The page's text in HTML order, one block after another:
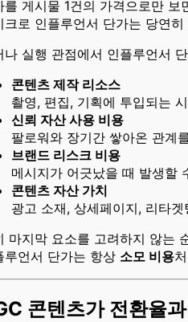
를 게시물 1건의 가격으로만 보
크로 인플루언서 단가는 당연
나 실행 관점에서 인플루언서
콘텐츠 제작 리소스
촬영, 편집, 기획에 투입되는
신뢰 자산 사용 비용
팔로워와 장기간 쌓아온 관계
브랜드 리스크 비용
메시지가 어긋났을 때 발생할
콘텐츠 자산 가치
광고 소재, 상세페이지, 리타
마지막 요소를 고려하지 않는
루언서 단가는 항상 소모 비용
콘텐츠가 전환율